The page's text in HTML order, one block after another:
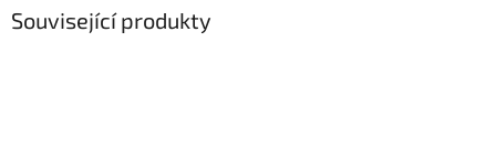
Související produkty